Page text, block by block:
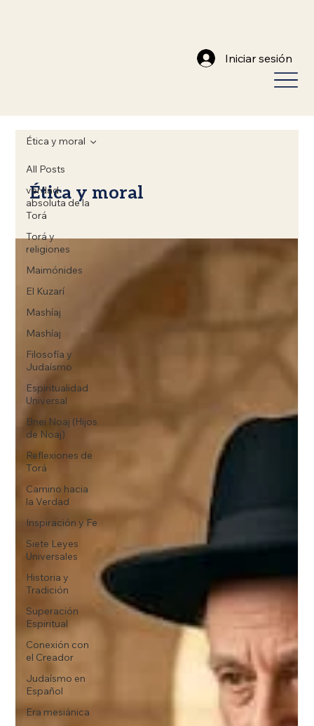
Iniciar sesión
All Posts
verdad
absoluta de la
Torá
Torá y
religiones
Maimónides
El Kuzarí
Mashíaj
Mashíaj
Filosofía y
Judaísmo
Espiritualidad
Universal
Bnei Noaj (Hijos
de Noaj)
Reflexiones de
Torá
Camino hacia
la Verdad
Inspiración y Fe
Siete Leyes
Universales
Historia y
Tradición
Superación
Espiritual
Conexión con
el Creador
Judaísmo en
Español
Era mesiánica
Ética y moral
Ética y moral